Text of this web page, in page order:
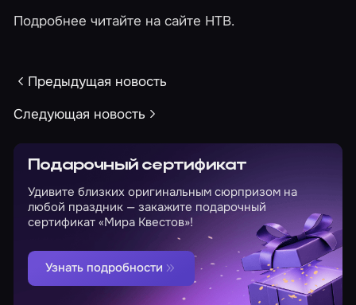
Подробнее читайте на сайте НТВ.
Предыдущая новость
Следующая новость
Подарочный сертификат
Удивите близких оригинальным сюрпризом на
любой праздник — закажите подарочный
сертификат «Мира Квестов»!
Узнать подробности